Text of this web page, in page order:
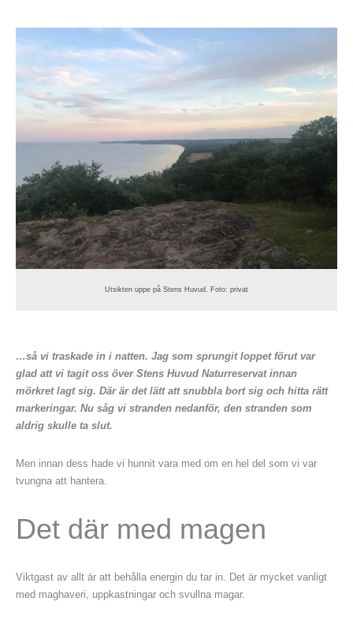
Utsikten uppe på Stens Huvud. Foto: privat
…så vi traskade in i natten. Jag som sprungit loppet förut var
glad att vi tagit oss över Stens Huvud Naturreservat innan
mörkret lagt sig. Där är det lätt att snubbla bort sig och hitta rätt
markeringar. Nu såg vi stranden nedanför, den stranden som
aldrig skulle ta slut.
Men innan dess hade vi hunnit vara med om en hel del som vi var
tvungna att hantera.
Det där med magen
Viktgast av allt är att behålla energin du tar in. Det är mycket vanligt
med maghaveri, uppkastningar och svullna magar.